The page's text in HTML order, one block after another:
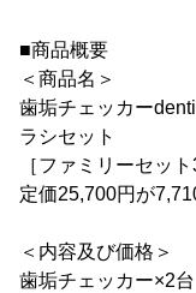
■商品概要
＜商品名＞
歯垢チェッカー
ラシセット
［ファミリーセット
定価25,700円が
＜内容及び価格＞
歯垢チェ